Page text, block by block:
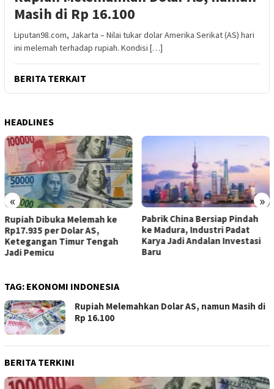
Masih di Rp 16.100
Liputan98.com, Jakarta – Nilai tukar dolar Amerika Serikat (AS) hari
ini melemah terhadap rupiah. Kondisi […]
BERITA TERKAIT
HEADLINES
« »
Rupiah Dibuka Melemah ke
Rp17.935 per Dolar AS,
Ketegangan Timur Tengah
Jadi Pemicu
Pabrik China Bersiap Pindah
ke Madura, Industri Padat
Karya Jadi Andalan Investasi
Baru
TAG: EKONOMI INDONESIA
Rupiah Melemahkan Dolar AS, namun Masih di
Rp 16.100
BERITA TERKINI